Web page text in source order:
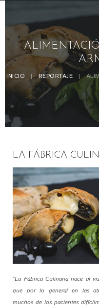
INICIO REPORTAJE
LA FÁBRICA
“La Fábrica Culinaria nace al
que por lo general en las
muchos de los pacientes